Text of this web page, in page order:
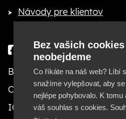
Bez vašich
neobejdeme
Co říkáte na náš web? Líbí
snažíme vylepšovat, aby
nejlépe pohybovalo. K tomu
váš souhlas s cookies.
Návody pre klientov
Besteto marketing, s. r. o.
Cejl 20, 602 00 Brno
IČ: 29380553, DIČ: